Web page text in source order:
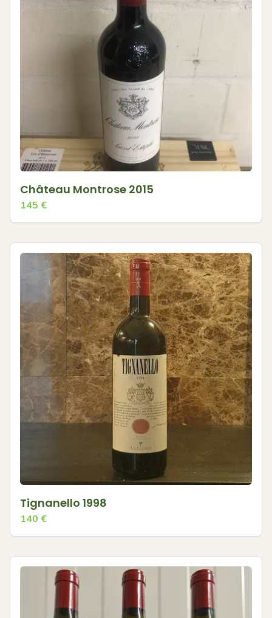
Château Montrose 2015
145 €
Tignanello 1998
140 €